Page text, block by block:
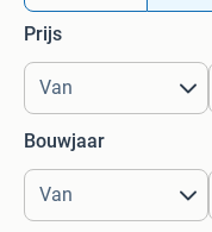
Prijs
Bouwjaar